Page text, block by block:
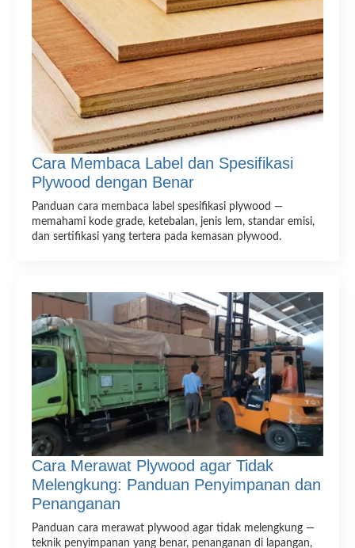
Cara Membaca Label dan Spesifikasi
Plywood dengan Benar
Panduan cara membaca label spesifikasi plywood —
memahami kode grade, ketebalan, jenis lem, standar emisi,
dan sertifikasi yang tertera pada kemasan plywood.
Cara Merawat Plywood agar Tidak
Melengkung: Panduan Penyimpanan dan
Penanganan
Panduan cara merawat plywood agar tidak melengkung —
teknik penyimpanan yang benar, penanganan di lapangan,